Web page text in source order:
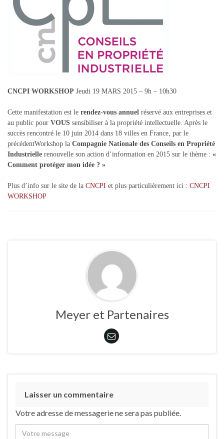
CNCPI WORKSHOP Jeudi 19 MARS 2015 – 9h – 10h30
Cette manifestation est le rendez-vous annuel réservé aux entreprises et
au public pour VOUS sensibiliser à la propriété intellectuelle. Après le
succès rencontré le 10 juin 2014 dans 18 villes en France, par le
précédentWorkshop la Compagnie Nationale des Conseils en Propriété
Industrielle renouvelle son action d’information en 2015 sur le thème : «
Comment protéger mon idée ? »
Plus d’info sur le site de la CNCPI et plus particulièrement ici : CNCPI
WORKSHOP
Meyer et Partenaires
Laisser un commentaire
Votre adresse de messagerie ne sera pas publiée.